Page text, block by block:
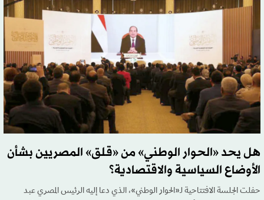
هل يحد «الحوار الوطني» من «قلق» المصريين بشأن
الأوضاع السياسية والاقتصادية؟
حفلت الجلسة الافتتاحية لـ«الحوار الوطني»، الذي دعا إليه الرئيس المصري عبد